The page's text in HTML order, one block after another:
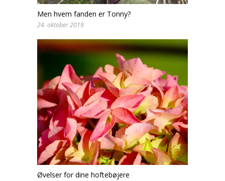
Men hvem fanden er Tonny?
24. oktober 2019
Øvelser for dine hoftebøjere